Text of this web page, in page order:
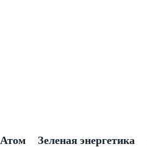
Атом Зеленая энергетика